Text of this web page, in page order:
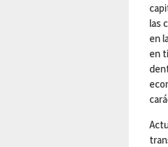
las
en
en